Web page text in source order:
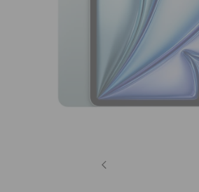
Previous